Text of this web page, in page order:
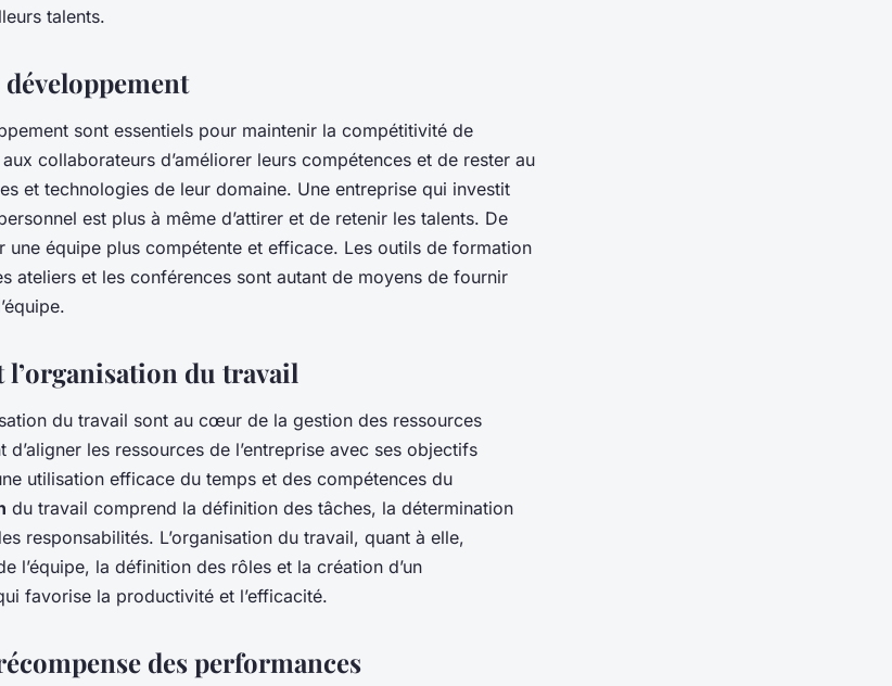
talents.
sont essentiels pour maintenir la compétitivité de
collaborateurs d’améliorer leurs compétences et de rester au
et technologies de leur domaine. Une entreprise qui investit
est plus à même d’attirer et de retenir les talents. De
une équipe plus compétente et efficace. Les outils de formation
ateliers et les conférences sont autant de moyens de fournir
du travail
du travail sont au cœur de la gestion des ressources
d’aligner les ressources de l’entreprise avec ses objectifs
utilisation efficace du temps et des compétences du
du travail comprend la définition des tâches, la détermination
responsabilités. L’organisation du travail, quant à elle,
l’équipe, la définition des rôles et la création d’un
favorise la productivité et l’efficacité.
des performances